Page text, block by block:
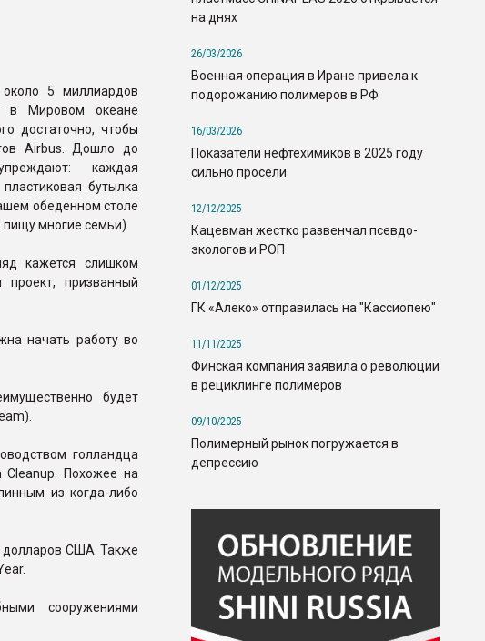
около 5 миллиардов
в Мировом океане
достаточно, чтобы
Airbus. Дошло до
каждая
бутылка
обеденном столе
многие семьи).
кажется слишком
призванный
начать работу во
будет
голландца
Cleanup. Похожее на
из когда-либо
долларов США. Также
сооружениями
на днях
26/03/2026
Военная операция в Иране привела к
подорожанию полимеров в РФ
16/03/2026
Показатели нефтехимиков в 2025 году
сильно просели
12/12/2025
Кацевман жестко развенчал псевдо-
экологов и РОП
01/12/2025
ГК «Алеко» отправилась на "Кассиопею"
11/11/2025
Финская компания заявила о революции
в рециклинге полимеров
09/10/2025
Полимерный рынок погружается в
депрессию